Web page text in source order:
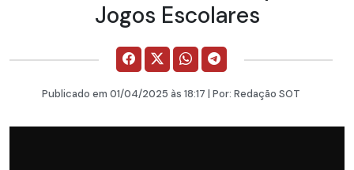
Jogos Escolares
Publicado em 01/04/2025 às 18:17 | Por: Redação SOT